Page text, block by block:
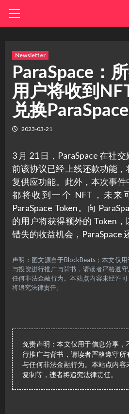
Menu
Newsletter
ParaSpace：
用户将收到
兑换
2023-03-21
3 月 21 日，ParaSpace 在社
前该协议已经上线还款功能
复供应功能。此外，本次事
都将收到一个 NFT，未来
ParaSpace Token。向
的用户将获得额外的 Token
错失的收益机会，ParaSpace
声明：图文源自于BlockBeats；本文仅
与投资进行推广与背书，请读者严格遵
任何非法金融行为。本站点内容未经许
将追究法律责任。
免责声明：本文仅用于信息分享，
行推广与背书，请读者严格遵守所
与任何非法金融行为。本站点内容
复制等，违者将追究法律责任。